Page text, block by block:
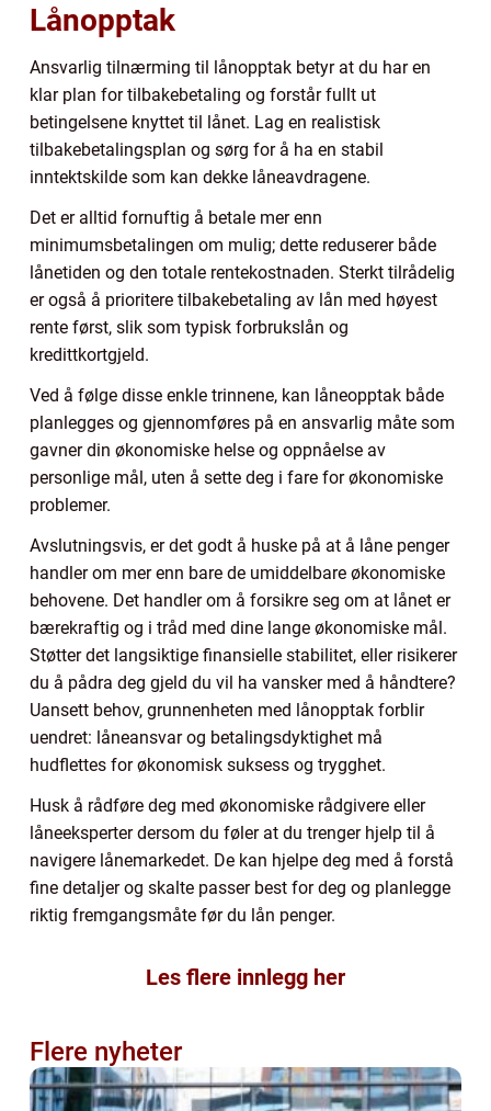
Lånopptak
Ansvarlig tilnærming til lånopptak betyr at du har en
klar plan for tilbakebetaling og forstår fullt ut
betingelsene knyttet til lånet. Lag en realistisk
tilbakebetalingsplan og sørg for å ha en stabil
inntektskilde som kan dekke låneavdragene.
Det er alltid fornuftig å betale mer enn
minimumsbetalingen om mulig; dette reduserer både
lånetiden og den totale rentekostnaden. Sterkt tilrådelig
er også å prioritere tilbakebetaling av lån med høyest
rente først, slik som typisk forbrukslån og
kredittkortgjeld.
Ved å følge disse enkle trinnene, kan låneopptak både
planlegges og gjennomføres på en ansvarlig måte som
gavner din økonomiske helse og oppnåelse av
personlige mål, uten å sette deg i fare for økonomiske
problemer.
Avslutningsvis, er det godt å huske på at å låne penger
handler om mer enn bare de umiddelbare økonomiske
behovene. Det handler om å forsikre seg om at lånet er
bærekraftig og i tråd med dine lange økonomiske mål.
Støtter det langsiktige finansielle stabilitet, eller risikerer
du å pådra deg gjeld du vil ha vansker med å håndtere?
Uansett behov, grunnenheten med lånopptak forblir
uendret: låneansvar og betalingsdyktighet må
hudflettes for økonomisk suksess og trygghet.
Husk å rådføre deg med økonomiske rådgivere eller
låneeksperter dersom du føler at du trenger hjelp til å
navigere lånemarkedet. De kan hjelpe deg med å forstå
fine detaljer og skalte passer best for deg og planlegge
riktig fremgangsmåte før du lån penger.
Les flere innlegg her
Flere nyheter